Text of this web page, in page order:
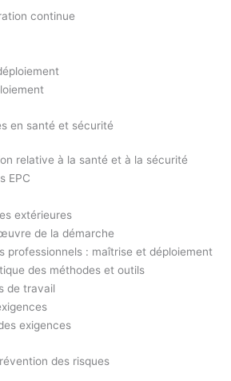
continue
en santé et sécurité
relative à la santé et à la sécurité
EPC
extérieures
de la démarche
professionnels : maîtrise et déploiement
des méthodes et outils
de travail
exigences
des risques